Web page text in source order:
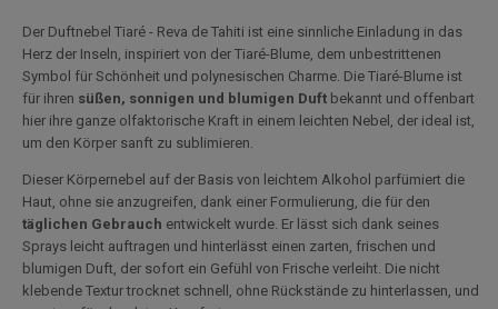
Der Duftnebel Tiaré - Reva de Tahiti ist eine sinnliche Einladung in das
Herz der Inseln, inspiriert von der Tiaré-Blume, dem unbestrittenen
Symbol für Schönheit und polynesischen Charme. Die Tiaré-Blume ist
für ihren süßen, sonnigen und blumigen Duft bekannt und offenbart
hier ihre ganze olfaktorische Kraft in einem leichten Nebel, der ideal ist,
um den Körper sanft zu sublimieren.
Dieser Körpernebel auf der Basis von leichtem Alkohol parfümiert die
Haut, ohne sie anzugreifen, dank einer Formulierung, die für den
täglichen Gebrauch entwickelt wurde. Er lässt sich dank seines
Sprays leicht auftragen und hinterlässt einen zarten, frischen und
blumigen Duft, der sofort ein Gefühl von Frische verleiht. Die nicht
klebende Textur trocknet schnell, ohne Rückstände zu hinterlassen, und